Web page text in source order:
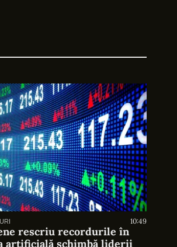
10:49
rescriu recordurile în
artificială schimbă liderii